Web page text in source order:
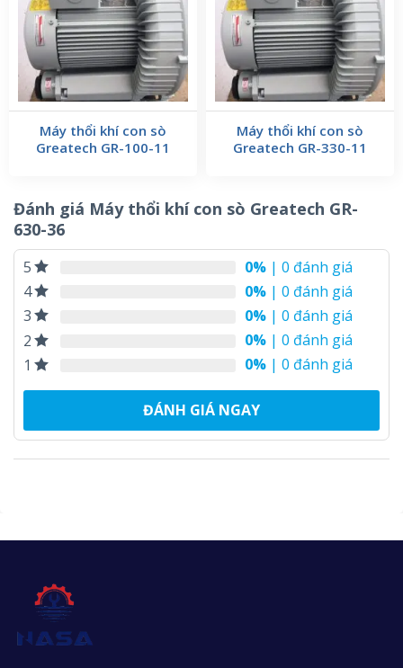
Máy thổi khí con sò
Greatech GR-100-11
Máy thổi khí con sò
Greatech GR-330-11
Đánh giá Máy thổi khí con sò Greatech GR-
630-36
5 0% | 0 đánh giá
4
0% | 0 đánh giá
3
0% | 0 đánh giá
2
0% | 0 đánh giá
1
0% | 0 đánh giá
ĐÁNH GIÁ NGAY